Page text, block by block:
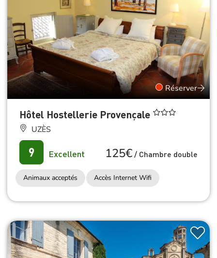
Réserver
Hôtel Hostellerie Provençale
UZÈS
9 Excellent 125€/ Chambre double
Animaux acceptés Accès Internet Wifi